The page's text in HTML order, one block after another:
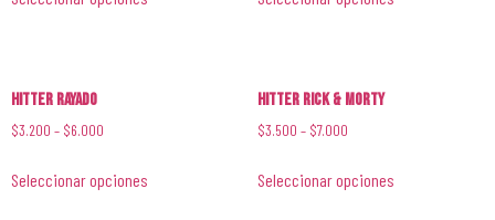
Hitter Rayado
$3.200 – $6.000
Seleccionar opciones
Hitter Rick & Morty
$3.500 – $7.000
Seleccionar opciones